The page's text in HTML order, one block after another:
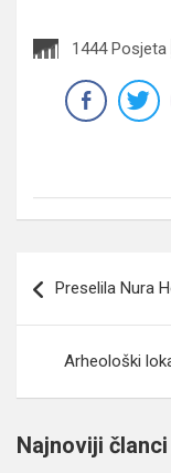
1444 Posjeta
članaka
Preselila Nura
Arheološki
Najnoviji članci